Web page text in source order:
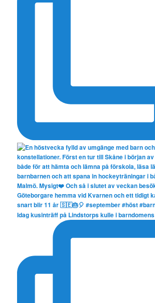
Idag kusinträff på Lindstorps kulle i barndomens